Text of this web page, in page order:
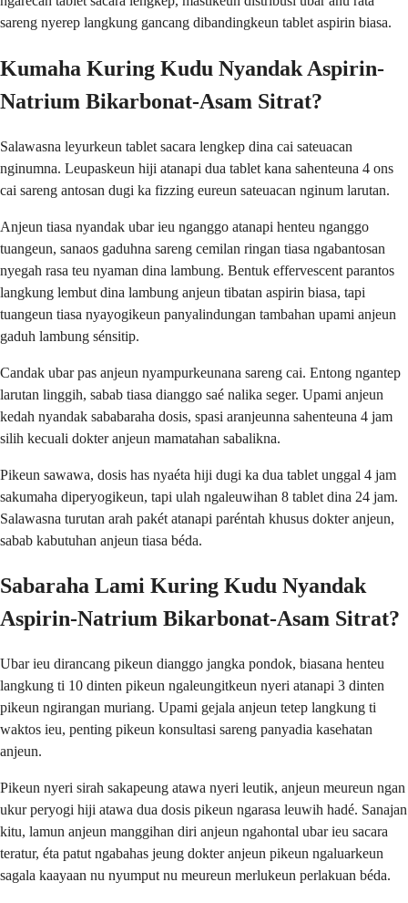
sareng nyerep langkung gancang dibandingkeun tablet aspirin biasa.
Kumaha Kuring Kudu Nyandak Aspirin-
Natrium Bikarbonat-Asam Sitrat?
Salawasna leyurkeun tablet sacara lengkep dina cai sateuacan
nginumna. Leupaskeun hiji atanapi dua tablet kana sahenteuna 4 ons
cai sareng antosan dugi ka fizzing eureun sateuacan nginum larutan.
Anjeun tiasa nyandak ubar ieu nganggo atanapi henteu nganggo
tuangeun, sanaos gaduhna sareng cemilan ringan tiasa ngabantosan
nyegah rasa teu nyaman dina lambung. Bentuk effervescent parantos
langkung lembut dina lambung anjeun tibatan aspirin biasa, tapi
tuangeun tiasa nyayogikeun panyalindungan tambahan upami anjeun
gaduh lambung sénsitip.
Candak ubar pas anjeun nyampurkeunana sareng cai. Entong ngantep
larutan linggih, sabab tiasa dianggo saé nalika seger. Upami anjeun
kedah nyandak sababaraha dosis, spasi aranjeunna sahenteuna 4 jam
silih kecuali dokter anjeun mamatahan sabalikna.
Pikeun sawawa, dosis has nyaéta hiji dugi ka dua tablet unggal 4 jam
sakumaha diperyogikeun, tapi ulah ngaleuwihan 8 tablet dina 24 jam.
Salawasna turutan arah pakét atanapi paréntah khusus dokter anjeun,
sabab kabutuhan anjeun tiasa béda.
Sabaraha Lami Kuring Kudu Nyandak
Aspirin-Natrium Bikarbonat-Asam Sitrat?
Ubar ieu dirancang pikeun dianggo jangka pondok, biasana henteu
langkung ti 10 dinten pikeun ngaleungitkeun nyeri atanapi 3 dinten
pikeun ngirangan muriang. Upami gejala anjeun tetep langkung ti
waktos ieu, penting pikeun konsultasi sareng panyadia kasehatan
anjeun.
Pikeun nyeri sirah sakapeung atawa nyeri leutik, anjeun meureun ngan
ukur peryogi hiji atawa dua dosis pikeun ngarasa leuwih hadé. Sanajan
kitu, lamun anjeun manggihan diri anjeun ngahontal ubar ieu sacara
teratur, éta patut ngabahas jeung dokter anjeun pikeun ngaluarkeun
sagala kaayaan nu nyumput nu meureun merlukeun perlakuan béda.